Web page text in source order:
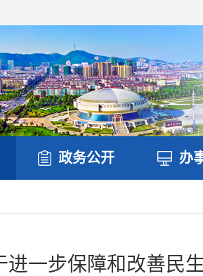
政务公开 办
一步保障和改善民